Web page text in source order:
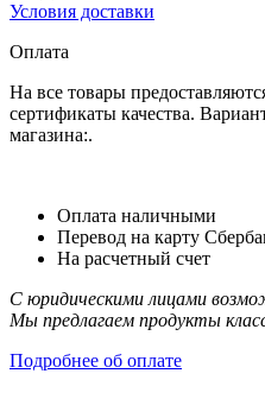
Условия доставки
Оплата
На все товары
сертификаты качества.
магазина:.
Оплата наличными
Перевод на карту
На расчетный счет
С юридическими лицами
Мы предлагаем продукты
Подробнее об оплате